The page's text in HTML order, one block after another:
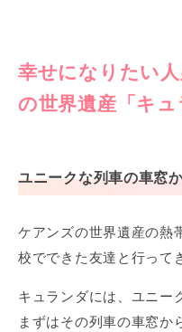
幸せになりたい
の世界遺産「キ
ユニークな列車の車窓
ケアンズの世界遺産の熱
校でできた友達と行って
キュランダには、ユニー
まずはその列車の車窓か